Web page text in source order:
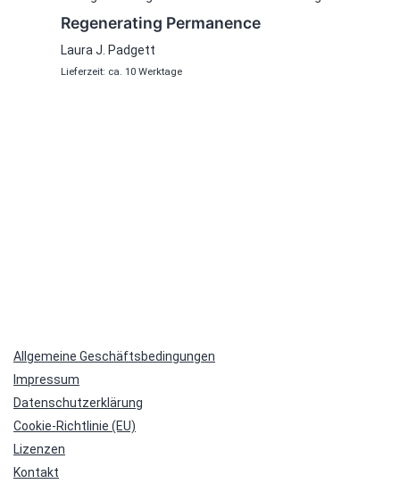
Regenerating Permanence
Laura J. Padgett
Lieferzeit: ca. 10 Werktage
Allgemeine Geschäftsbedingungen
Impressum
Datenschutzerklärung
Cookie-Richtlinie (EU)
Lizenzen
Kontakt